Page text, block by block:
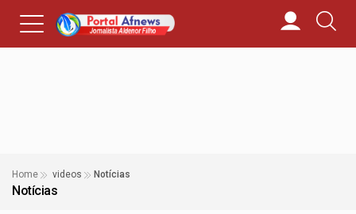
Home videos Notícias
Notícias